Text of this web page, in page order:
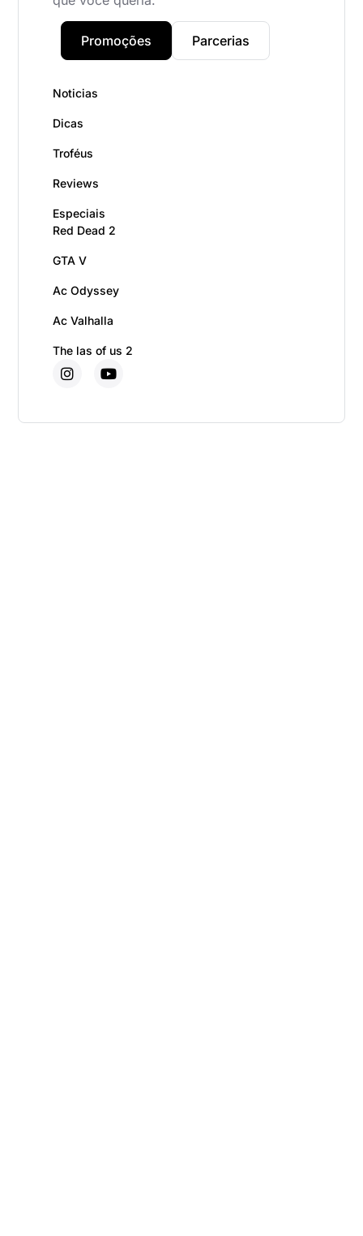
Promoções Parcerias
Noticias
Dicas
Troféus
Reviews
Especiais
Red Dead 2
GTA V
Ac Odyssey
Ac Valhalla
The las of us 2